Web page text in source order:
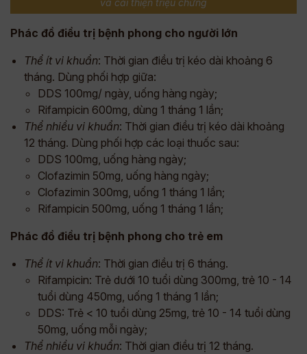
và cải thiện triệu chứng
Phác đồ điều trị bệnh phong cho người lớn
Thể ít vi khuẩn: Thời gian điều trị kéo dài khoảng 6
tháng. Dùng phối hợp giữa:
DDS 100mg/ ngày, uống hàng ngày;
Rifampicin 600mg, dùng 1 tháng 1 lần;
Thể nhiều vi khuẩn: Thời gian điều trị kéo dài khoảng
12 tháng. Dùng phối hợp các loại thuốc sau:
DDS 100mg, uống hàng ngày;
Clofazimin 50mg, uống hàng ngày;
Clofazimin 300mg, uống 1 tháng 1 lần;
Rifampicin 500mg, uống 1 tháng 1 lần;
Phác đồ điều trị bệnh phong cho trẻ em
Thể ít vi khuẩn: Thời gian điều trị 6 tháng.
Rifampicin: Trẻ dưới 10 tuổi dùng 300mg, trẻ 10 - 14
tuổi dùng 450mg, uống 1 tháng 1 lần;
DDS: Trẻ < 10 tuổi dùng 25mg, trẻ 10 - 14 tuổi dùng
50mg, uống mỗi ngày;
Thể nhiều vi khuẩn: Thời gian điều trị 12 tháng.